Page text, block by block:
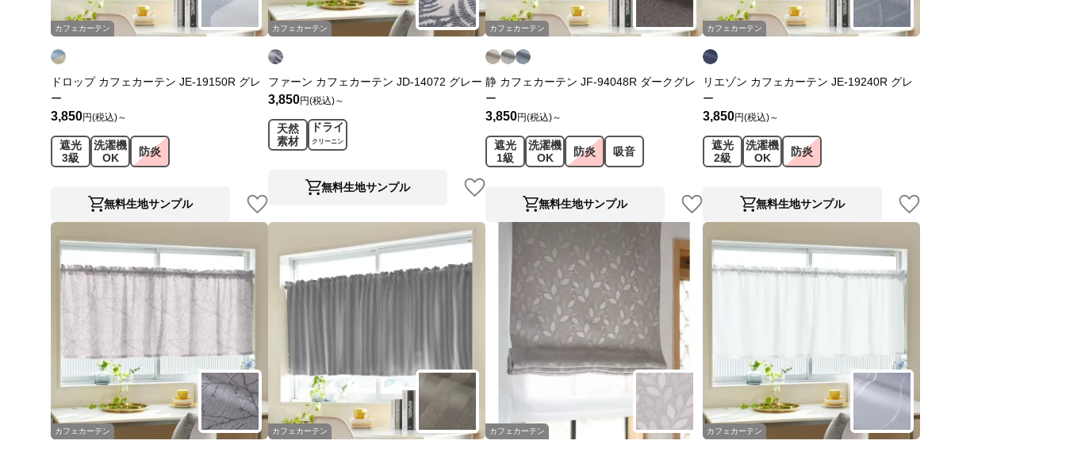
カフェカーテン
ドロップ カフェカーテン JE-19150R グレ
ー
3,850円(税込)～
遮光
3級
洗濯機
OK
防炎
無料生地サンプル
カフェカーテン
ファーン カフェカーテン JD-14072 グレー
3,850円(税込)～
天然
素材
ドライ
クリーニン
無料生地サンプル
カフェカーテン
静 カフェカーテン JF-94048R ダークグレ
ー
3,850円(税込)～
遮光
1級
洗濯機
OK
防炎 吸音
無料生地サンプル
カフェカーテン
リエゾン カフェカーテン JE-19240R グレ
ー
3,850円(税込)～
遮光
2級
洗濯機
OK
防炎
無料生地サンプル
カフェカーテン カフェカーテン カフェカーテン カフェカーテン